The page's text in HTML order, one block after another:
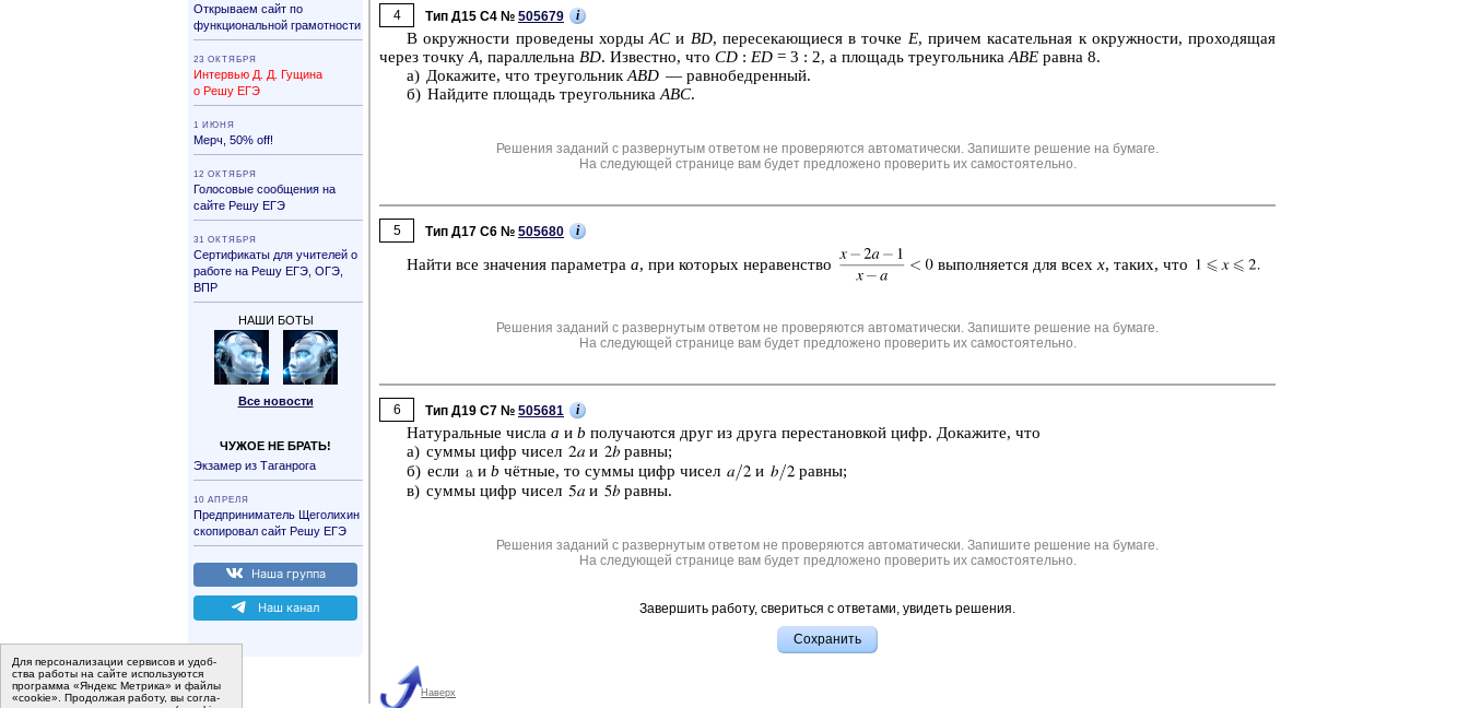
Открываем сайт по
функциональной грамотности
23 ОКТЯБРЯ
Интервью Д. Д. Гущина
о Решу ЕГЭ
1 ИЮНЯ
Мерч, 50% off!
12 ОКТЯБРЯ
Голосовые сообщения на
сайте Решу ЕГЭ
31 ОК­ТЯБ­РЯ
Сер­ти­фи­ка­ты для учи­те­лей о
ра­бо­те на Решу ЕГЭ, ОГЭ,
ВПР
НАШИ БОТЫ
Все но­во­сти
ЧУЖОЕ НЕ БРАТЬ!
Эк­за­мер из Та­ган­ро­га
10 АП­РЕ­ЛЯ
Пред­при­ни­ма­тель Ще­го­ли­хин
ско­пи­ро­вал сайт Решу ЕГЭ
Наша груп­па
Наш канал
4 Тип Д15 C4 № 505679 i
В окруж­но­сти про­ве­де­ны хордыAC и BD, пе­ре­се­ка­ю­щи­е­ся в точке E, при­чем ка­са­тель­ная к окруж­но­сти, про­хо­дя­щая
через точкуA, па­рал­лель­на BD. Из­вест­но, что CD : ED = 3 : 2, а пло­щадь тре­уголь­ни­каABE равна 8.
а) До­ка­жи­те, что тре­уголь­никABD — рав­но­бед­рен­ный.
б) Най­ди­те пло­щадь тре­уголь­ни­каABC.
Решения заданий с развернутым ответом не проверяются автоматически. Запишите решение на бумаге.
На следующей странице вам будет предложено проверить их самостоятельно.
5 Тип Д17 C6 № 505680 i
Найти все зна­че­ния па­ра­мет­ра а, при ко­то­рых не­ра­вен­ство вы­пол­ня­ет­ся для всехх, таких, что
Решения заданий с развернутым ответом не проверяются автоматически. Запишите решение на бумаге.
На следующей странице вам будет предложено проверить их самостоятельно.
6 Тип Д19 C7 № 505681 i
На­ту­раль­ные числа a и b по­лу­ча­ют­ся друг из друга пе­ре­ста­нов­кой цифр. До­ка­жи­те, что
а) суммы цифр чисел
и
равны;
б) если
иb чётные, то суммы цифр чисел и
равны;
в) суммы цифр чисел
и равны.
Решения заданий с развернутым ответом не проверяются автоматически. Запишите решение на бумаге.
На следующей странице вам будет предложено проверить их самостоятельно.
Завершить работу, свериться с ответами, увидеть решения.
Наверх
Для пер­со­на­ли­за­ции сер­ви­сов и удоб­
ства ра­бо­ты на сайте ис­поль­зу­ют­ся
программа «Яндекс Метрика» и файлы
«cookie». Про­дол­жая ра­бо­ту, вы со­гла­